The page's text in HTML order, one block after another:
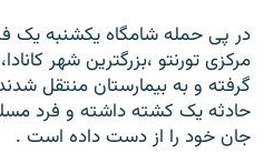
در پی حمله شامگاه یکشنبه یک
گرفته و به بیمارستان منتقل
حادثه یک کشته داشته و فرد
جان خود را از دست داده است .